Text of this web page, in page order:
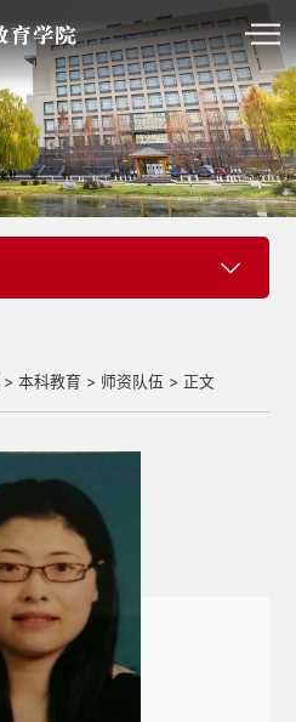
> 本科教育 > 师资队伍 > 正文